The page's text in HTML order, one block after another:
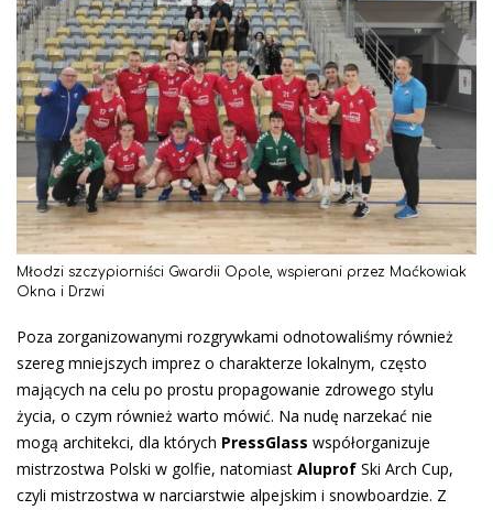
Młodzi szczypiorniści Gwardii Opole, wspierani przez Maćkowiak
Okna i Drzwi
Poza zorganizowanymi rozgrywkami odnotowaliśmy również
szereg mniejszych imprez o charakterze lokalnym, często
mających na celu po prostu propagowanie zdrowego stylu
życia, o czym również warto mówić. Na nudę narzekać nie
mogą architekci, dla których PressGlass współorganizuje
mistrzostwa Polski w golfie, natomiast Aluprof Ski Arch Cup,
czyli mistrzostwa w narciarstwie alpejskim i snowboardzie. Z